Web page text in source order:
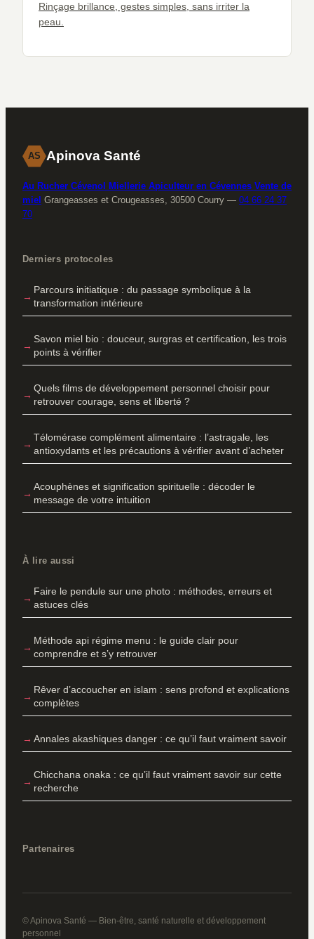
Rinçage brillance, gestes simples, sans irriter la
peau.
AS Apinova Santé
Au Rucher Cévenol Miellerie Apiculteur en Cévennes Vente de
miel Grangeasses et Crougeasses, 30500 Courry — 04 66 24 37
70
Derniers protocoles
Parcours initiatique : du passage symbolique à la
transformation intérieure
Savon miel bio : douceur, surgras et certification, les trois
points à vérifier
Quels films de développement personnel choisir pour
retrouver courage, sens et liberté ?
Télomérase complément alimentaire : l’astragale, les
antioxydants et les précautions à vérifier avant d’acheter
Acouphènes et signification spirituelle : décoder le
message de votre intuition
À lire aussi
Faire le pendule sur une photo : méthodes, erreurs et
astuces clés
Méthode api régime menu : le guide clair pour
comprendre et s’y retrouver
Rêver d’accoucher en islam : sens profond et explications
complètes
Annales akashiques danger : ce qu’il faut vraiment savoir
Chicchana onaka : ce qu’il faut vraiment savoir sur cette
recherche
Partenaires
© Apinova Santé — Bien-être, santé naturelle et développement
personnel